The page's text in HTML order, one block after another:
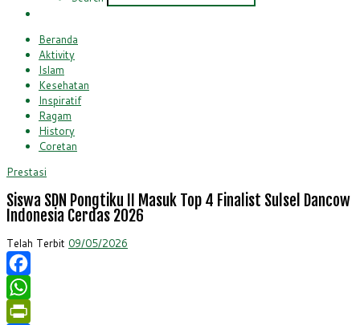
Beranda
Aktivity
Islam
Kesehatan
Inspiratif
Ragam
History
Coretan
Prestasi
Siswa SDN Pongtiku II Masuk Top 4 Finalist Sulsel Dancow
Indonesia Cerdas 2026
Telah Terbit 09/05/2026
Facebook
WhatsApp